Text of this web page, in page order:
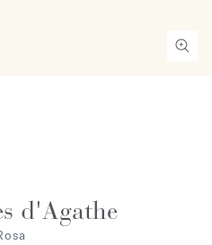
d'Agathe